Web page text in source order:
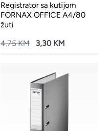
Registrator sa kutijom
FORNAX OFFICE A4/80
žuti
4,75 KM
3,30 KM